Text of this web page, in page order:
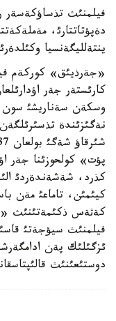
فيلمنئث تذساؤكةسةر
دةپؤتاتتارئ،
ينتةلليگةنسيا
كارئستةر جةر
وسكةن سةناريشئ سون
نةگئزئندة
پؤت» كولحوزئنا جةر
كذرد، شةشةندةردئ
كيئمئن، تاماعئ مةن
كةثةس ذكئمةتئنئث
فيلمنئث سيؤجةتئ
ئزگئلئك پةن
دوستئعئنئث